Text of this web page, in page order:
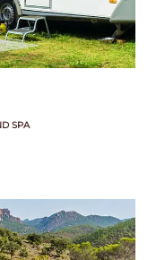
SPA